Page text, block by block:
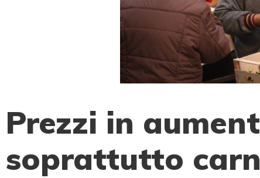
Prezzi in
soprattutto